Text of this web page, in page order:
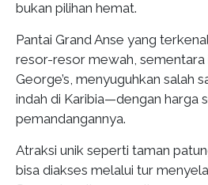
bukan pilihan hemat.
Pantai Grand Anse yang
resor-resor mewah, sementara
George’s, menyuguhkan salah
indah di Karibia—dengan harga
pemandangannya.
Atraksi unik seperti taman
bisa diakses melalui tur